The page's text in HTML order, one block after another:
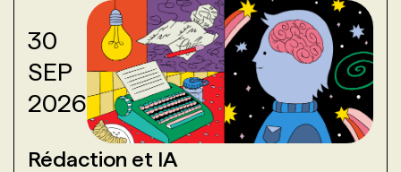
30
SEP
2026
Rédaction et IA